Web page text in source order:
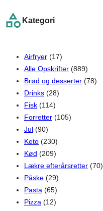
c
Kategori
Airfryer (17)
Alle Opskrifter (889)
Brød og desserter (78)
Drinks (28)
Fisk (114)
Forretter (105)
Jul (90)
Keto (230)
Kød (209)
Lækre efterårsretter (70)
Påske (29)
Pasta (65)
Pizza (12)